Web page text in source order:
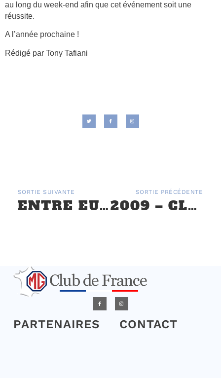
au long du week-end afin que cet événement soit une
réussite.
A l’année prochaine !
Rédigé par Tony Tafiani
SORTIE SUIVANTE
ENTRE EURE ET SEINE DU 29 AOÛT 2021
SORTIE PRÉCÉDENTE
2009 – CLASSIC DAYS, À MAGNY COURS LES 1ER ET 2 MAI
PARTENAIRES CONTACT